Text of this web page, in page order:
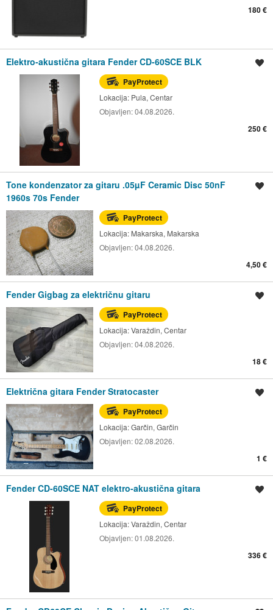
180 €
Elektro-akustična gitara Fender CD-60SCE BLK
PayProtect
Lokacija: Pula, Centar
Objavljen:04.08.2026.
250 €
Tone kondenzator za gitaru .05µF Ceramic Disc 50nF
1960s 70s Fender
PayProtect
Lokacija: Makarska, Makarska
Objavljen:04.08.2026.
4,50 €
Fender Gigbag za električnu gitaru
PayProtect
Lokacija:Varaždin, Centar
Objavljen:04.08.2026.
18 €
Električna gitara Fender Stratocaster
PayProtect
Lokacija:Garčin, Garčin
Objavljen:02.08.2026.
1 €
Fender CD-60SCE NAT elektro-akustična gitara
PayProtect
Lokacija:Varaždin, Centar
Objavljen:01.08.2026.
336 €